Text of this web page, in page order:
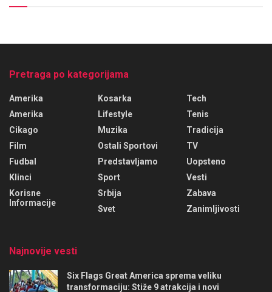
Pretraga po kategorijama
Amerika
Amerika
Cikago
Film
Fudbal
Klinci
Korisne
Informacije
Kosarka
Lifestyle
Muzika
Ostali Sportovi
Predstavljamo
Sport
Srbija
Svet
Tech
Tenis
Tradicija
TV
Uopsteno
Vesti
Zabava
Zanimljivosti
Najnovije vesti
Six Flags Great America sprema veliku
transformaciju: Stiže 9 atrakcija i novi